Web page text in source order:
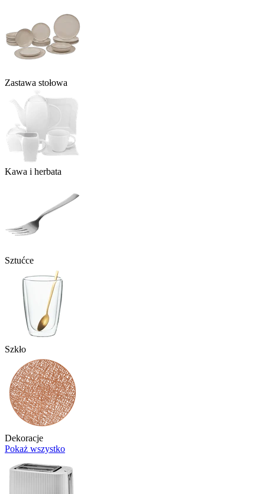
Zastawa stołowa
Kawa i herbata
Sztućce
Szkło
Dekoracje
Pokaż wszystko